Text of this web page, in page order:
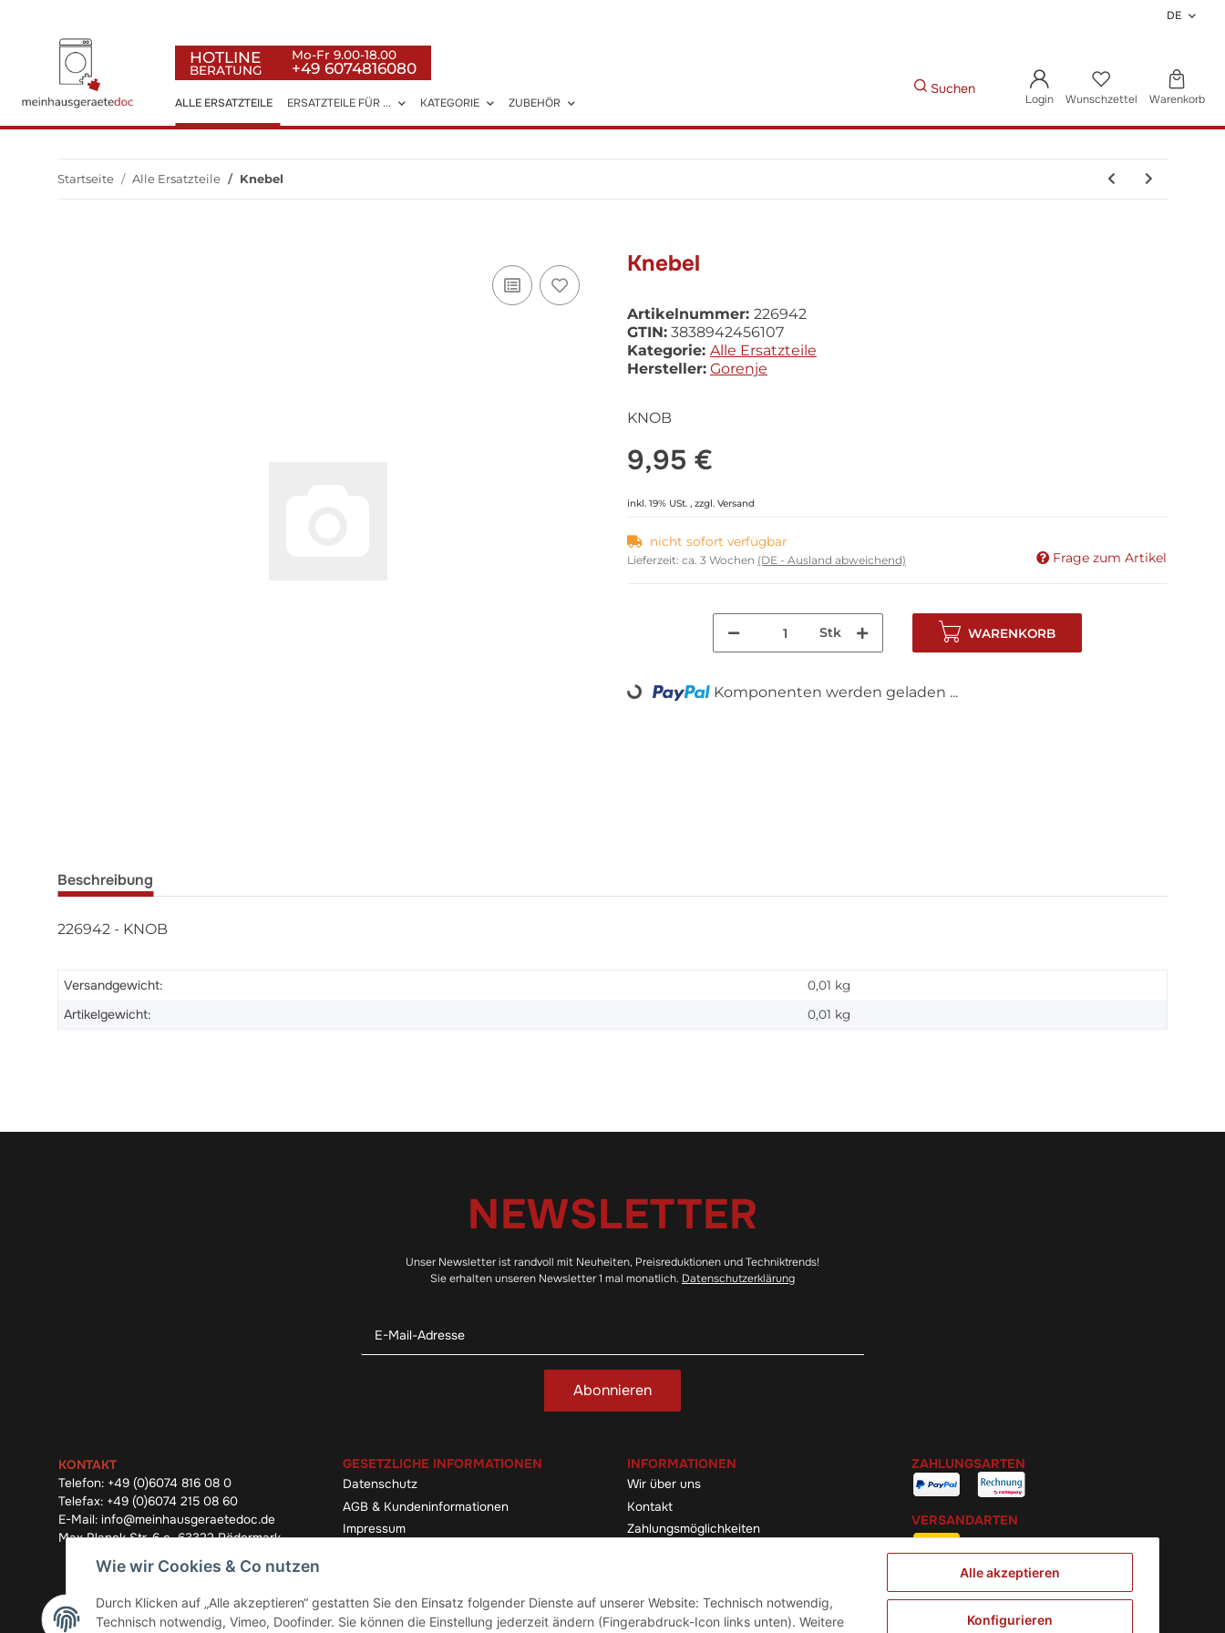
DE
Suchen
Login Wunschzettel Warenkorb
HOTLINE
BERATUNG
Mo-Fr 9.00-18.00
+49 6074816080
ALLE ERSATZTEILE ERSATZTEILE FÜR ... KATEGORIE ZUBEHÖR
Startseite Alle Ersatzteile Knebel
Knebel
Artikelnummer: 226942
GTIN: 3838942456107
Kategorie: Alle Ersatzteile
Hersteller: Gorenje
KNOB
9,95 €
inkl. 19% USt. , zzgl. Versand
nicht sofort verfügbar
Lieferzeit: ca. 3 Wochen (DE - Ausland abweichend) Frage zum Artikel
Stk WARENKORB
Loading... Komponenten werden geladen ...
Beschreibung
226942 - KNOB
Versandgewicht: 0,01 kg
Artikelgewicht: 0,01 kg
NEWSLETTER
Unser Newsletter ist randvoll mit Neuheiten, Preisreduktionen und Techniktrends!
Sie erhalten unseren Newsletter 1 mal monatlich. Datenschutzerklärung
Abonnieren
KONTAKT
Telefon: +49 (0)6074 816 08 0
Telefax: +49 (0)6074 215 08 60
E-Mail: info@meinhausgeraetedoc.de
Max Planck Str. 6 c, 63322 Rödermark
GESETZLICHE INFORMATIONEN
Datenschutz
AGB & Kundeninformationen
Impressum
INFORMATIONEN
Wir über uns
Kontakt
Zahlungsmöglichkeiten
ZAHLUNGSARTEN
VERSANDARTEN
Vertrag widerrufen
Wie wir Cookies & Co nutzen
Durch Klicken auf „Alle akzeptieren“ gestatten Sie den Einsatz folgender Dienste auf unserer Website: Technisch notwendig,
Technisch notwendig, Vimeo, Doofinder. Sie können die Einstellung jederzeit ändern (Fingerabdruck-Icon links unten). Weitere
Alle akzeptieren
Konfigurieren